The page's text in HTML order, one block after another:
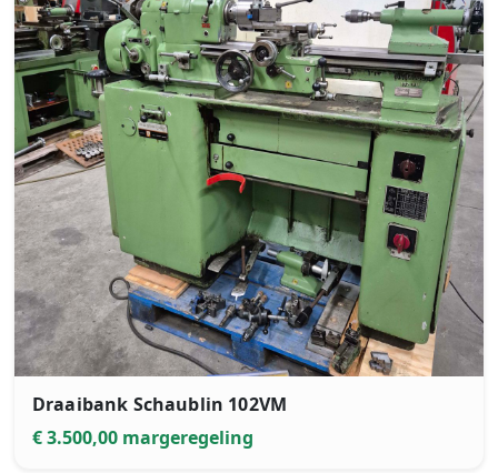
Draaibank Schaublin 102VM
€ 3.500,00 margeregeling